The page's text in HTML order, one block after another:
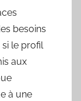
besoins
le profil
aux
à une